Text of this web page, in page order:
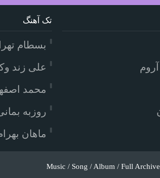
تک آهنگ
بسطام
علی زند
محمد
روزبه
ماهان
Music / Song / Album / Full